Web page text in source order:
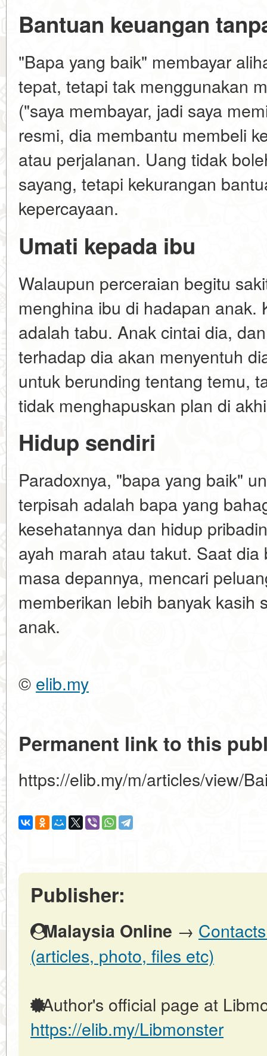
Bantuan keuangan
"Bapa yang baik" membayar
tepat, tetapi tak menggunakan
("saya membayar, jadi saya
resmi, dia membantu membeli
atau perjalanan. Uang tidak
sayang, tetapi kekurangan
kepercayaan.
Umati kepada ibu
Walaupun perceraian begitu
menghina ibu di hadapan anak.
adalah tabu. Anak cintai dia,
terhadap dia akan menyentuh
untuk berunding tentang temu,
tidak menghapuskan plan di
Hidup sendiri
Paradoxnya, "bapa yang baik"
terpisah adalah bapa yang
kesehatannya dan hidup
ayah marah atau takut. Saat
masa depannya, mencari
memberikan lebih banyak kasih
anak.
© elib.my
Permanent link to this
https://elib.my/m/articles/view/
Publisher:
Malaysia Online →
(articles, photo, files etc)
Author's official page at
https://elib.my/Libmonster